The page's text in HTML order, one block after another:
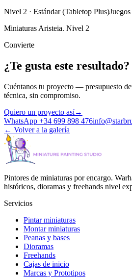
Nivel 2 · Estándar (Tabletop Plus)
Miniaturas Aristeia. Nivel 2
Convierte
¿Te gusta este resultado?
Cuéntanos tu proyecto — presupuesto
técnica, sin compromiso.
Quiero un proyecto así→
WhatsApp +34 699 898 476
← Volver a la galería
Pintores de miniaturas por encargo.
históricos, dioramas y freehands nivel
Servicios
Pintar miniaturas
Montar miniaturas
Peanas y bases
Dioramas
Freehands
Cajas de inicio
Marcas y Prototipos